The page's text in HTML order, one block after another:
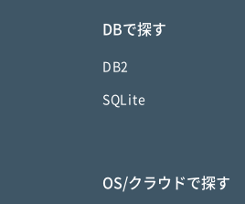
DBで探す
DB2
SQLite
OS/クラウドで探す